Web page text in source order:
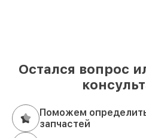
Остался вопрос
Поможем
запчастей